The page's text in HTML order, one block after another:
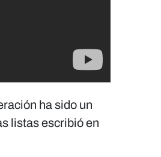
ha sido un
listas escribió en